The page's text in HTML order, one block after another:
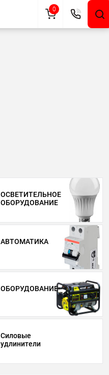
ОСВЕТИТЕЛЬНОЕ
ОБОРУДОВАНИЕ
АВТОМАТИКА
ОБОРУДОВАНИЕ
Силовые
удлинители
0